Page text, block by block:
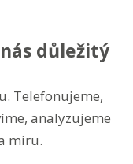
důležitý
Telefonujeme,
analyzujeme
míru.